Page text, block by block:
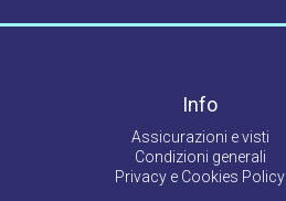
Info
Assicurazioni e visti
Condizioni generali
Privacy e Cookies Policy